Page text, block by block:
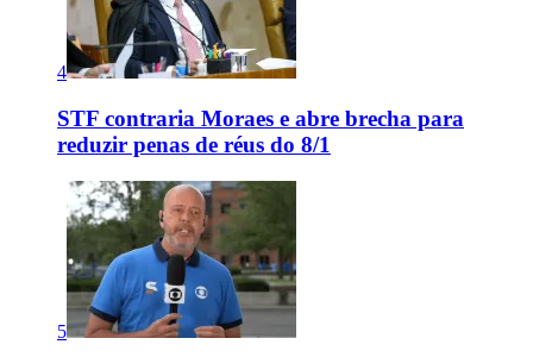
4
STF contraria Moraes e abre brecha para
reduzir penas de réus do 8/1
5